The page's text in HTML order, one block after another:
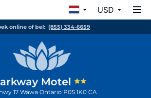
USD
online of bel: (855) 334-6659
Motel
17 Wawa Ontario P0S 1K0 CA